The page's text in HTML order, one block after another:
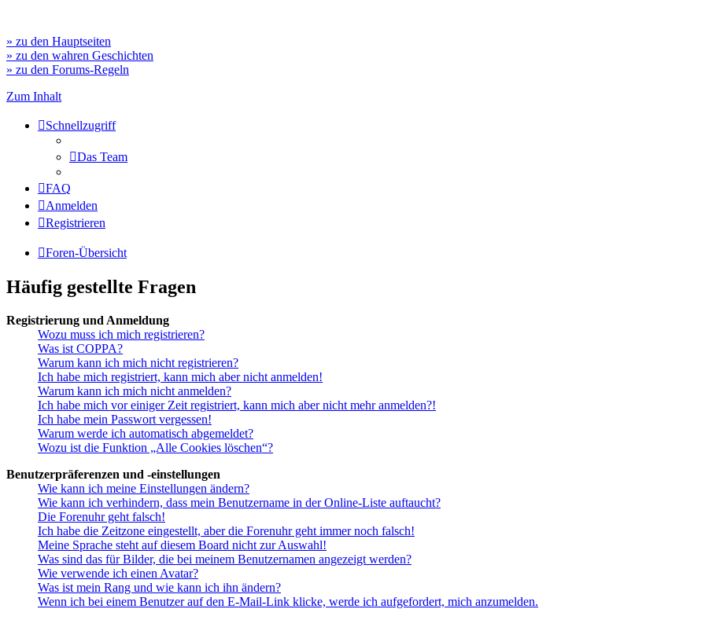
» zu den Hauptseiten
» zu den wahren Geschichten
» zu den Forums-Regeln
Zum Inhalt
Schnellzugriff
Das Team
FAQ
Anmelden
Registrieren
Foren-Übersicht
Häufig gestellte Fragen
Registrierung und Anmeldung
Wozu muss ich mich registrieren?
Was ist COPPA?
Warum kann ich mich nicht registrieren?
Ich habe mich registriert, kann mich aber nicht anmelden!
Warum kann ich mich nicht anmelden?
Ich habe mich vor einiger Zeit registriert, kann mich aber nicht mehr anmelden?!
Ich habe mein Passwort vergessen!
Warum werde ich automatisch abgemeldet?
Wozu ist die Funktion „Alle Cookies löschen“?
Benutzerpräferenzen und -einstellungen
Wie kann ich meine Einstellungen ändern?
Wie kann ich verhindern, dass mein Benutzername in der Online-Liste auftaucht?
Die Forenuhr geht falsch!
Ich habe die Zeitzone eingestellt, aber die Forenuhr geht immer noch falsch!
Meine Sprache steht auf diesem Board nicht zur Auswahl!
Was sind das für Bilder, die bei meinem Benutzernamen angezeigt werden?
Wie verwende ich einen Avatar?
Was ist mein Rang und wie kann ich ihn ändern?
Wenn ich bei einem Benutzer auf den E-Mail-Link klicke, werde ich aufgefordert, mich anzumelden.